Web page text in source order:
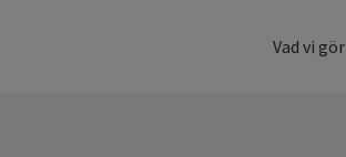
Vad vi gör